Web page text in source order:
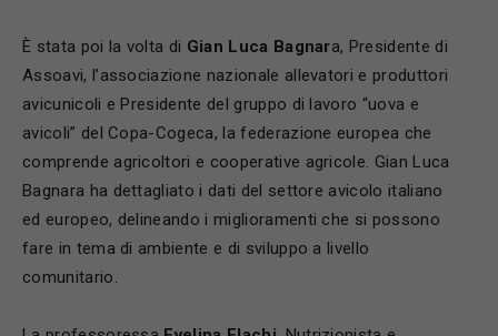
È stata poi la volta di Gian Luca Bagnara, Presidente di
Assoavi, l’associazione nazionale allevatori e produttori
avicunicoli e Presidente del gruppo di lavoro “uova e
avicoli” del Copa-Cogeca, la federazione europea che
comprende agricoltori e cooperative agricole. Gian Luca
Bagnara ha dettagliato i dati del settore avicolo italiano
ed europeo, delineando i miglioramenti che si possono
fare in tema di ambiente e di sviluppo a livello
comunitario.